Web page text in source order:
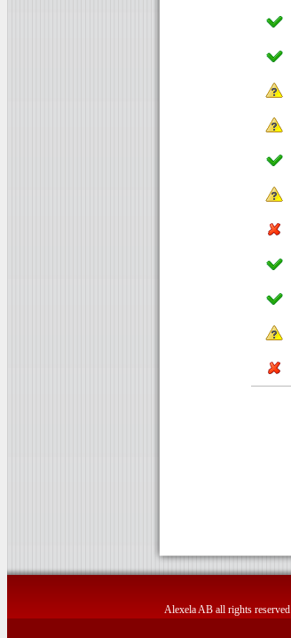
Alexela AB all rights reserved